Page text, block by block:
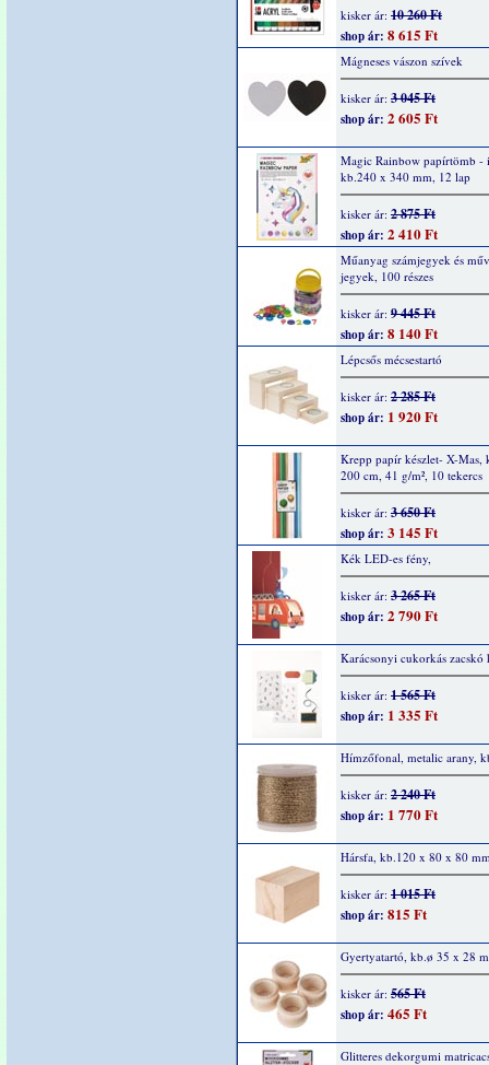
kisker ár: 10 260 Ft
shop ár: 8 615 Ft
Mágneses vászon szívek
kisker ár: 3 045 Ft
shop ár: 2 605 Ft
Magic Rainbow papírtömb -
kb.240 x 340 mm, 12 lap
kisker ár: 2 875 Ft
shop ár: 2 410 Ft
Műanyag számjegyek és
jegyek, 100 részes
kisker ár: 9 445 Ft
shop ár: 8 140 Ft
Lépcsős mécsestartó
kisker ár: 2 285 Ft
shop ár: 1 920 Ft
Krepp papír készlet- X-Mas,
200 cm, 41 g/m², 10 tekercs
kisker ár: 3 650 Ft
shop ár: 3 145 Ft
Kék LED-es fény,
kisker ár: 3 265 Ft
shop ár: 2 790 Ft
Karácsonyi cukorkás zacskó
kisker ár: 1 565 Ft
shop ár: 1 335 Ft
Hímzőfonal, metalic arany,
kisker ár: 2 240 Ft
shop ár: 1 770 Ft
Hársfa, kb.120 x 80 x 80
kisker ár: 1 015 Ft
shop ár: 815 Ft
Gyertyatartó, kb.ø 35 x 28
kisker ár: 565 Ft
shop ár: 465 Ft
Glitteres dekorgumi